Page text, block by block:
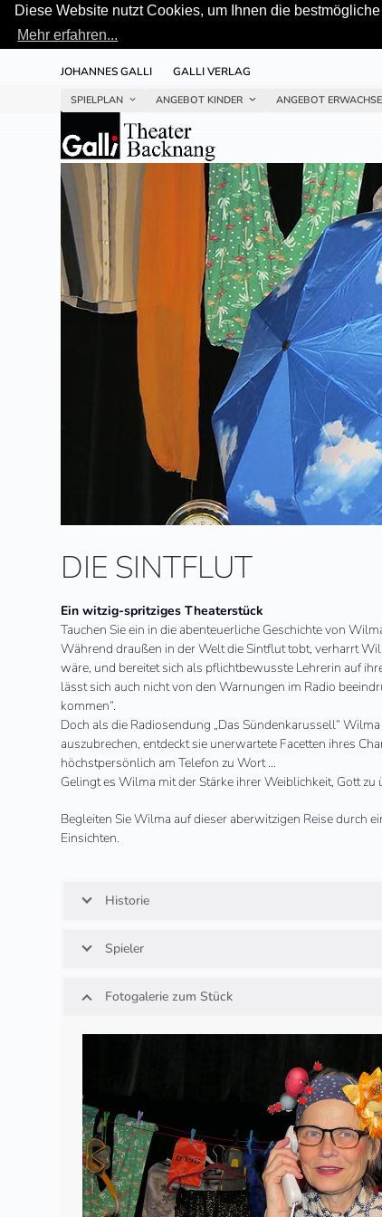
Diese Website nutzt Cookies, um Ihnen die
Mehr erfahren...
JOHANNES GALLI GALLI VERLAG
SPIELPLAN ANGEBOT KINDER ANGEBOT
DIE SINTFLUT
Ein witzig-spritziges Theaterstück
Tauchen Sie ein in die abenteuerliche Geschichte von
Während draußen in der Welt die Sintflut tobt, verharrt
wäre, und bereitet sich als pflichtbewusste Lehrerin auf
lässt sich auch nicht von den Warnungen im Radio
kommen“.
Doch als die Radiosendung „Das Sündenkarussell“
auszubrechen, entdeckt sie unerwartete Facetten ihres
höchstpersönlich am Telefon zu Wort …
Gelingt es Wilma mit der Stärke ihrer Weiblichkeit, Gott
Begleiten Sie Wilma auf dieser aberwitzigen Reise durch
Einsichten.
Historie
Spieler
Fotogalerie zum Stück
and
right
arrow
keys
to
access